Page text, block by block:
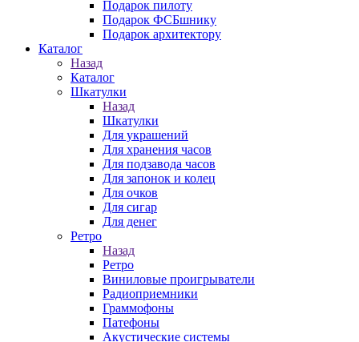
Подарок пилоту
Подарок ФСБшнику
Подарок архитектору
Каталог
Назад
Каталог
Шкатулки
Назад
Шкатулки
Для украшений
Для хранения часов
Для подзавода часов
Для запонок и колец
Для очков
Для сигар
Для денег
Ретро
Назад
Ретро
Виниловые проигрыватели
Радиоприемники
Граммофоны
Патефоны
Акустические системы